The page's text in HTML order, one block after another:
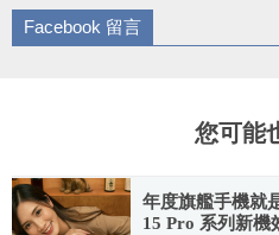
Facebook 留言
您可能
年度旗艦手機就
15 Pro 系列新機